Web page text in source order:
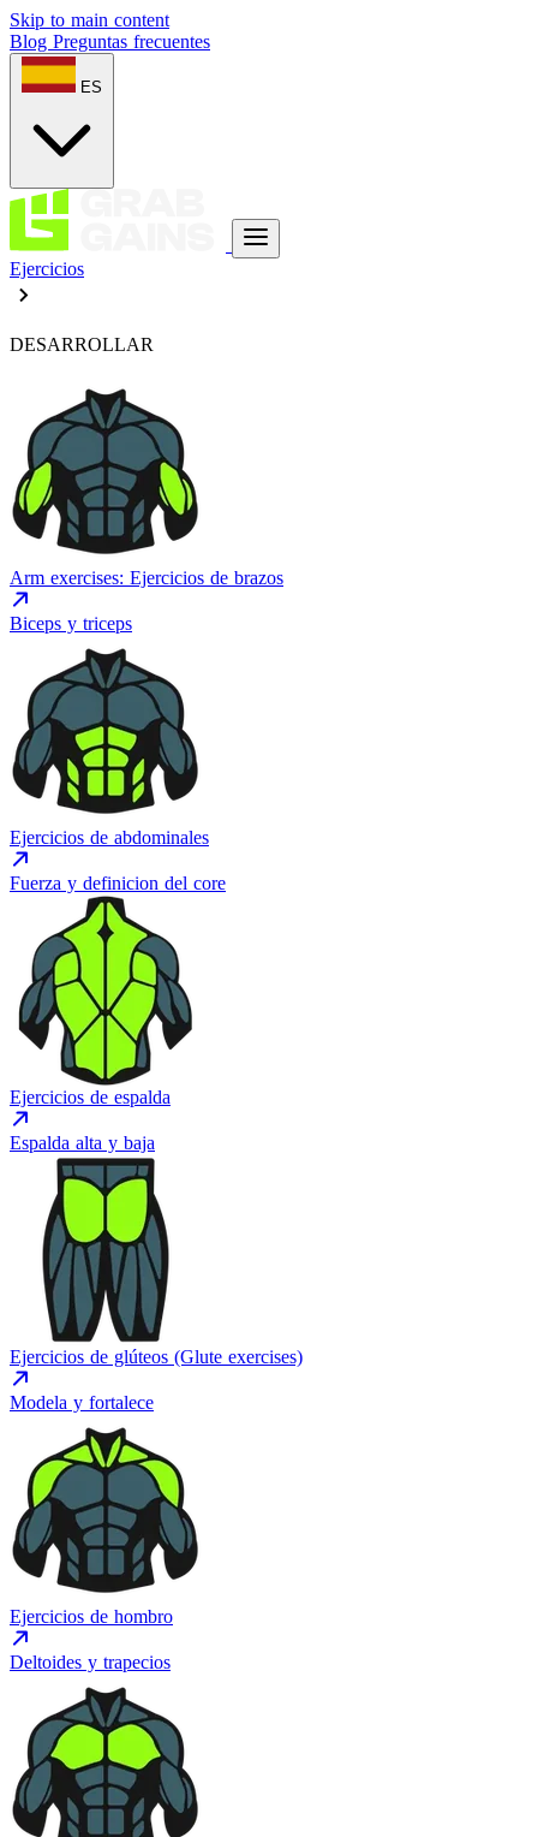
Skip to main content
Blog Preguntas frecuentes
ES
Ejercicios
DESARROLLAR
Arm exercises: Ejercicios de brazos
Biceps y triceps
Ejercicios de abdominales
Fuerza y definicion del core
Ejercicios de espalda
Espalda alta y baja
Ejercicios de glúteos (Glute exercises)
Modela y fortalece
Ejercicios de hombro
Deltoides y trapecios